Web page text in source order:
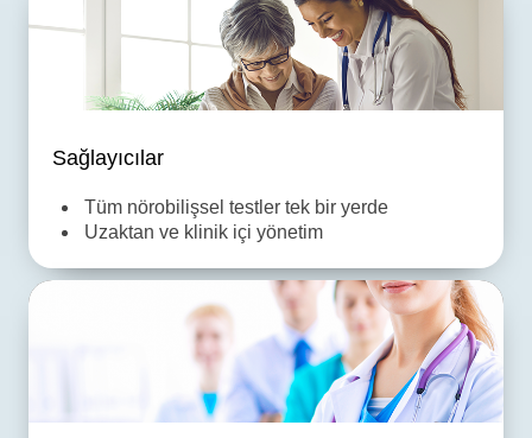
Sağlayıcılar
Tüm nörobilişsel testler tek bir yerde
Uzaktan ve klinik içi yönetim